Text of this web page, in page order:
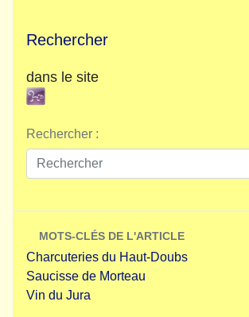
Rechercher
dans le site
Rechercher :
MOTS-CLÉS DE L'ARTICLE
Charcuteries du Haut-Doubs
Saucisse de Morteau
Vin du Jura